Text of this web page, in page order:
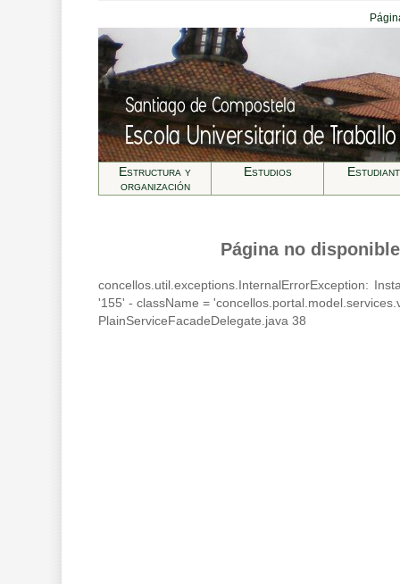
Estructura y
organización
Estudios
Página no
concellos.util.exceptions.InternalErrorException:
'155' - className =
PlainServiceFacadeDelegate.java 38